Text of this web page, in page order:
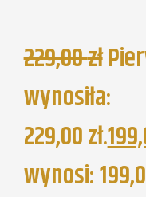
229,00zł
wynosiła:
229,00 zł.
wynosi: